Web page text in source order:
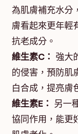
為肌膚補充水分
膚看起來更年輕
抗老成分。
維生素C： 強大
的侵害，預防肌
白合成，提亮膚
維生素E： 另一
協同作用，能更